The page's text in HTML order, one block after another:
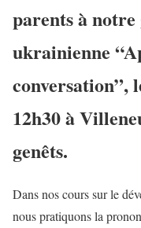
parents à
ukrainienne
conversation”,
12h30 à
genêts.
Dans nos cours sur le
nous pratiquons la